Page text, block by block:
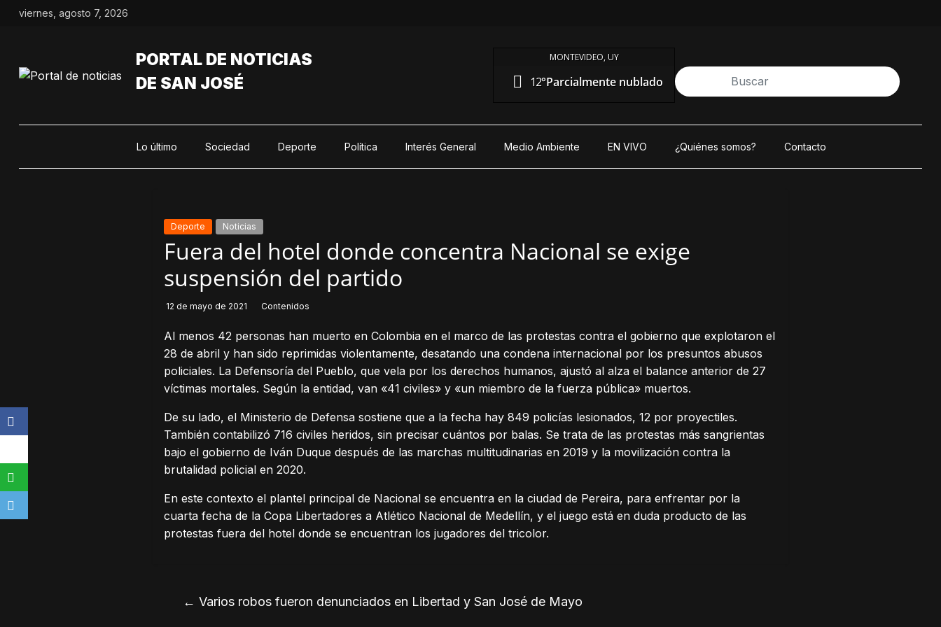
Saltarviernes, agosto 7, 2026
PORTAL DE NOTICIAS
DE SAN JOSÉ
MONTEVIDEO, UY
12°Parcialmente nublado
Lo último Sociedad Deporte Política Interés General Medio Ambiente EN VIVO ¿Quiénes somos? Contacto
Deporte Noticias
Fuera del hotel donde concentra Nacional se exige
suspensión del partido
12 de mayo de 2021 Contenidos
Al menos 42 personas han muerto en Colombia en el marco de las protestas contra el gobierno que explotaron el
28 de abril y han sido reprimidas violentamente, desatando una condena internacional por los presuntos abusos
policiales. La Defensoría del Pueblo, que vela por los derechos humanos, ajustó al alza el balance anterior de 27
víctimas mortales. Según la entidad, van «41 civiles» y «un miembro de la fuerza pública» muertos.
De su lado, el Ministerio de Defensa sostiene que a la fecha hay 849 policías lesionados, 12 por proyectiles.
También contabilizó 716 civiles heridos, sin precisar cuántos por balas. Se trata de las protestas más sangrientas
bajo el gobierno de Iván Duque después de las marchas multitudinarias en 2019 y la movilización contra la
brutalidad policial en 2020.
En este contexto el plantel principal de Nacional se encuentra en la ciudad de Pereira, para enfrentar por la
cuarta fecha de la Copa Libertadores a Atlético Nacional de Medellín, y el juego está en duda producto de las
protestas fuera del hotel donde se encuentran los jugadores del tricolor.
← Varios robos fueron denunciados en Libertad y San José de Mayo